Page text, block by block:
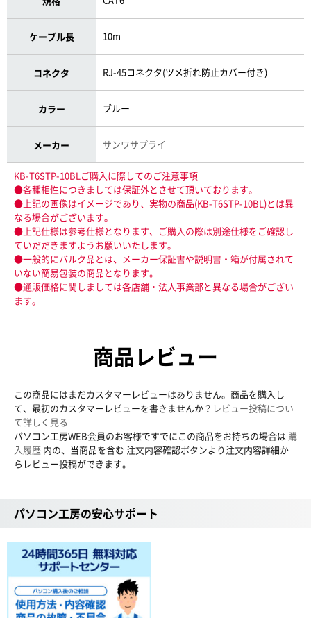
ケーブル長 10m
コネクタ RJ-45コネクタ(ツメ折れ防止カバー付き)
カラー ブルー
メーカー サンワサプライ
KB-T6STP-10BLご購入に際してのご注意事項
●各種相性につきましては保証外とさせて頂いております。
●上記の画像はイメージであり、実物の商品(KB-T6STP-10BL)とは異
なる場合がございます。
●上記仕様は参考仕様となります、ご購入の際は別途仕様をご確認し
ていだだきますようお願いいたします。
●一般的にバルク品とは、メーカー保証書や説明書・箱が付属されて
いない簡易包装の商品となります。
●通販価格に関しましては各店舗・法人事業部と異なる場合がござい
ます。
商品レビュー
この商品にはまだカスタマーレビューはありません。商品を購入し
て、最初のカスタマーレビューを書きませんか？ レビュー投稿につい
て詳しく見る
パソコン工房WEB会員のお客様ですでにこの商品をお持ちの場合は 購
入履歴 内の、当商品を含む 注文内容確認ボタンより注文内容詳細か
らレビュー投稿ができます。
パソコン工房の安心サポート